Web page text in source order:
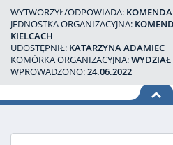
WYTWORZYŁ/ODPOWIADA:
JEDNOSTKA ORGANIZACYJNA:
KIELCACH
UDOSTĘPNIŁ: KATARZYNA ADAMIEC
KOMÓRKA ORGANIZACYJNA:WYDZIAŁ
WPROWADZONO:24.06.2022
na górę